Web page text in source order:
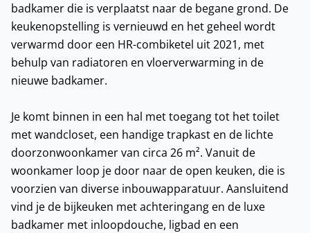
badkamer die is verplaatst naar de begane grond. De
keukenopstelling is vernieuwd en het geheel wordt
verwarmd door een HR-combiketel uit 2021, met
behulp van radiatoren en vloerverwarming in de
nieuwe badkamer.
Je komt binnen in een hal met toegang tot het toilet
met wandcloset, een handige trapkast en de lichte
doorzonwoonkamer van circa 26 m². Vanuit de
woonkamer loop je door naar de open keuken, die is
voorzien van diverse inbouwapparatuur. Aansluitend
vind je de bijkeuken met achteringang en de luxe
badkamer met inloopdouche, ligbad en een